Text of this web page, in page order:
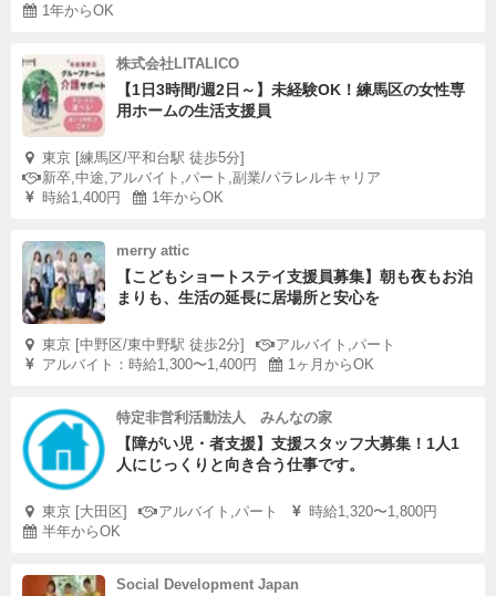
1年からOK
株式会社LITALICO
【1日3時間/週2日～】未経験OK！練馬区の女性専
用ホームの生活支援員
東京 [練馬区/平和台駅 徒歩5分]
新卒,中途,アルバイト,パート,副業/パラレルキャリア
時給1,400円
1年からOK
merry attic
【こどもショートステイ支援員募集】朝も夜もお泊
まりも、生活の延長に居場所と安心を
東京 [中野区/東中野駅 徒歩2分]
アルバイト,パート
アルバイト：時給1,300〜1,400円
1ヶ月からOK
特定非営利活動法人 みんなの家
【障がい児・者支援】支援スタッフ大募集！1人1
人にじっくりと向き合う仕事です。
東京 [大田区] アルバイト,パート
時給1,320〜1,800円
半年からOK
Social Development Japan